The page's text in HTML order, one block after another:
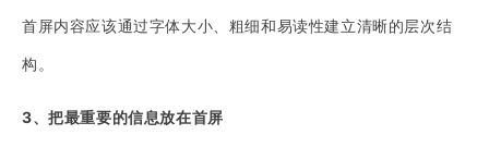
首屏内容应该通过字体大小、粗细和易读性建立清晰的层次结
构。
3、把最重要的信息放在首屏